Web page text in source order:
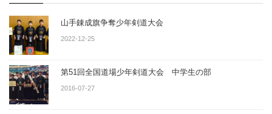
山手錬成旗争奪少年剣道大会
2022-12-25
第51回全国道場少年剣道大会 中学生の部
2016-07-27